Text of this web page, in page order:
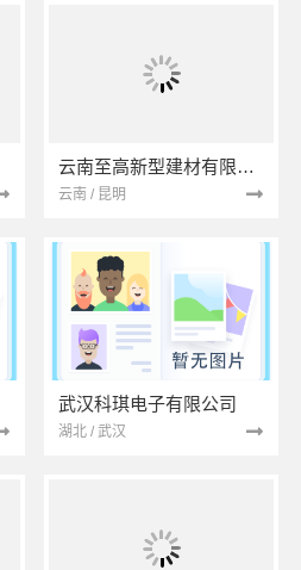
云南至高新型建材有限公司
云南 / 昆明
武汉科琪电子有限公司
湖北 / 武汉